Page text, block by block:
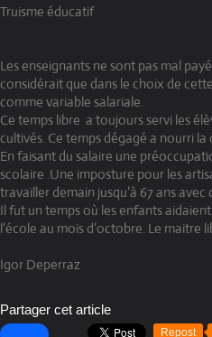
Truisme éducatif
Les enseignants ne sont pas mal
considérait que dans le choix de
comme variable salariale.
Ce temps libre a toujours servi les
cultivés. Ce temps dégagé a nourri
En faisant du salaire une
scolaire .Une imposture pour les
travailler demain jusqu’à 67 ans
Il fut un temps où les enfants
l’école au mois d’octobre. Le maitre
Igor Deperraz
Partager cet article
Repost